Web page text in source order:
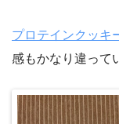
プロテインクッキ
感もかなり違って